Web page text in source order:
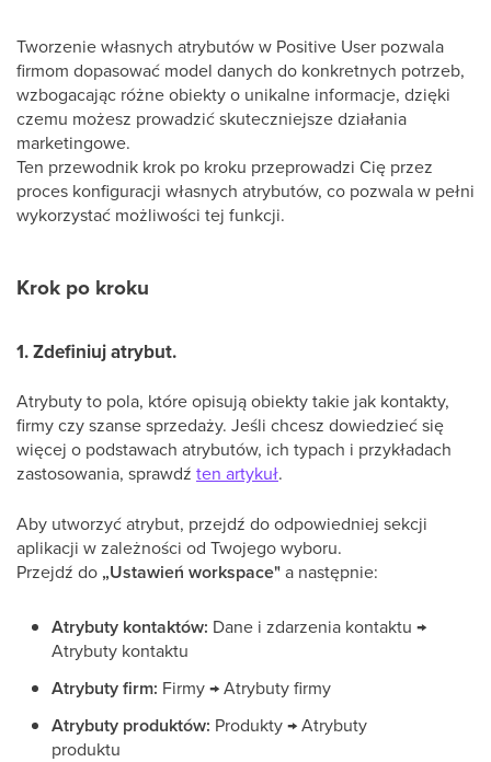
Tworzenie własnych atrybutów w Positive User pozwala
firmom dopasować model danych do konkretnych potrzeb,
wzbogacając różne obiekty o unikalne informacje, dzięki
czemu możesz prowadzić skuteczniejsze działania
marketingowe.
Ten przewodnik krok po kroku przeprowadzi Cię przez
proces konfiguracji własnych atrybutów, co pozwala w pełni
wykorzystać możliwości tej funkcji.
Krok po kroku
1. Zdefiniuj atrybut.
Atrybuty to pola, które opisują obiekty takie jak kontakty,
firmy czy szanse sprzedaży. Jeśli chcesz dowiedzieć się
więcej o podstawach atrybutów, ich typach i przykładach
zastosowania, sprawdź ten artykuł.
Aby utworzyć atrybut, przejdź do odpowiedniej sekcji
aplikacji w zależności od Twojego wyboru.
Przejdź do „Ustawień workspace"a następnie:
Atrybuty kontaktów: Dane i zdarzenia kontaktu →
Atrybuty kontaktu
Atrybuty firm: Firmy → Atrybuty firmy
Atrybuty produktów: Produkty → Atrybuty
produktu